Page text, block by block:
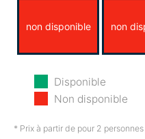
non disponible non
Mardi
11/08
non disponible non
Disponible
Non disponible
* Prix à partir de pour 2 personnes